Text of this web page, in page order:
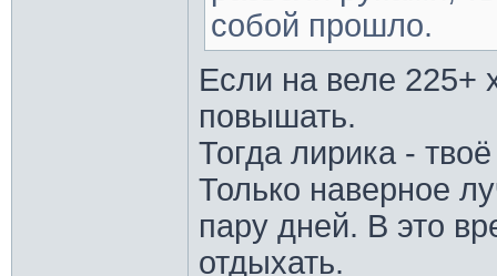
собой прошло.
Если на веле 225+
повышать.
Тогда лирика -
Только наверное
пару дней. В это
отдыхать.